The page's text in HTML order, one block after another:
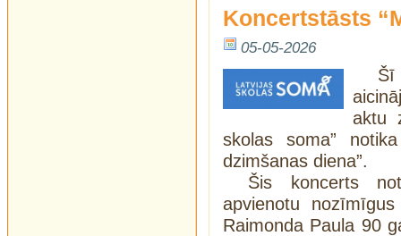
Koncertstāsts
05-05-2026
Šī
aktu
skolas soma”
dzimšanas diena”.
Šis koncerts
apvienotu
Raimonda Paula 90